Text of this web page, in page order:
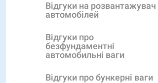
Відгуки на розвантажувач
автомобілей
Відгуки про
безфундаментні
автомобильні ваги
Відгуки про бункерні ваги